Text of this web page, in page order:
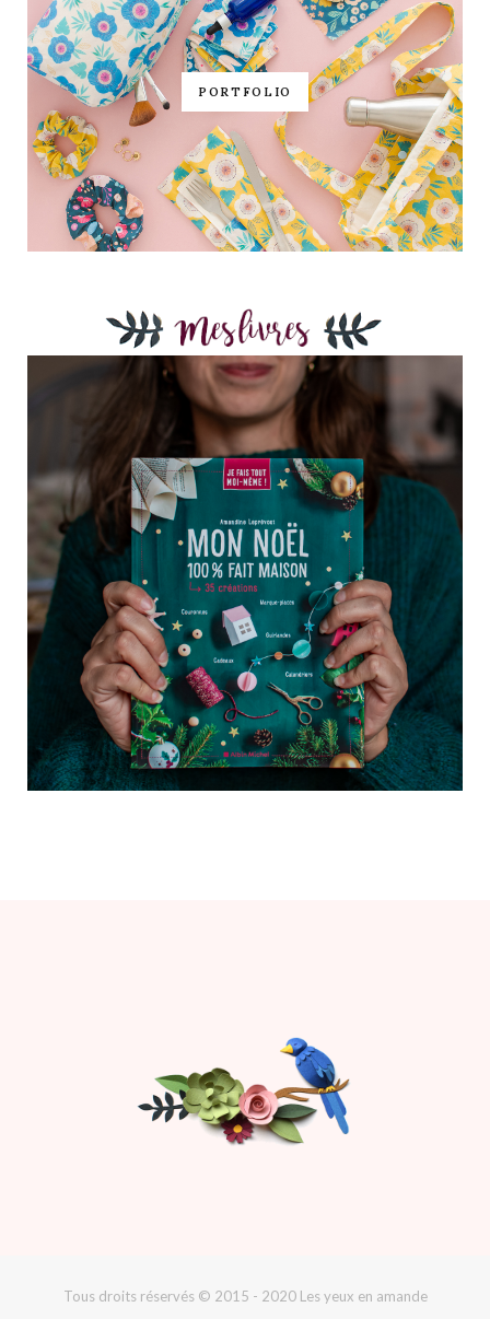
PORTFOLIO
Tous droits réservés © 2015 - 2020 Les yeux en amande